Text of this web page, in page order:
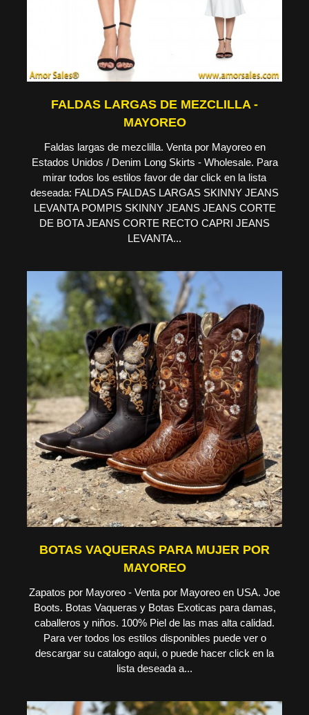
FALDAS LARGAS DE MEZCLILLA -
MAYOREO
Faldas largas de mezclilla. Venta por Mayoreo en
Estados Unidos / Denim Long Skirts - Wholesale. Para
mirar todos los estilos favor de dar click en la lista
deseada: FALDAS FALDAS LARGAS SKINNY JEANS
LEVANTA POMPIS SKINNY JEANS JEANS CORTE
DE BOTA JEANS CORTE RECTO CAPRI JEANS
LEVANTA...
BOTAS VAQUERAS PARA MUJER POR
MAYOREO
Zapatos por Mayoreo - Venta por Mayoreo en USA. Joe
Boots. Botas Vaqueras y Botas Exoticas para damas,
caballeros y niños. 100% Piel de las mas alta calidad.
Para ver todos los estilos disponibles puede ver o
descargar su catalogo aqui, o puede hacer click en la
lista deseada a...